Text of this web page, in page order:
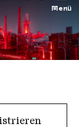
Menü
in Rot